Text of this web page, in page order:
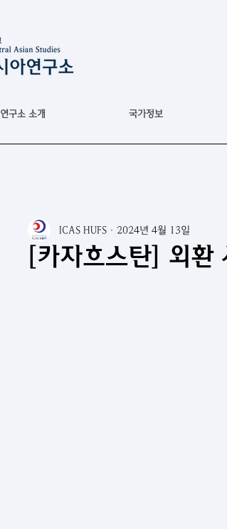
연구소 소개 국가정보
[카자흐스탄] 외환
ICAS HUFS 2024년 4월 13일